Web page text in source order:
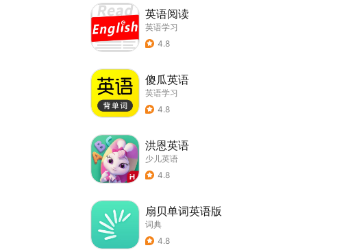
英语阅读
英语学习
4.8
傻瓜英语
英语学习
4.8
洪恩英语
少儿英语
4.8
扇贝单词英语版
词典
4.8